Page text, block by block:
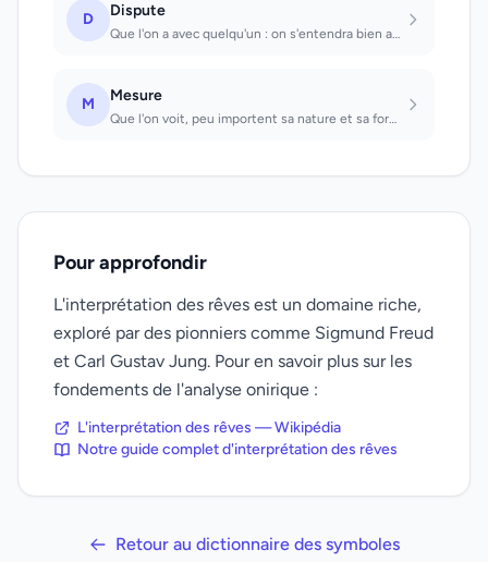
D Dispute
Que l'on a avec quelqu'un : on s'entendra bien avec quelqu'un que l'on ne pouvai...
M Mesure
Que l'on voit, peu importent sa nature et sa forme: votre comportement ou vos ac...
Pour approfondir
L'interprétation des rêves est un domaine riche,
exploré par des pionniers comme Sigmund Freud
et Carl Gustav Jung. Pour en savoir plus sur les
fondements de l'analyse onirique :
L'interprétation des rêves — Wikipédia
Notre guide complet d'interprétation des rêves
Retour au dictionnaire des symboles